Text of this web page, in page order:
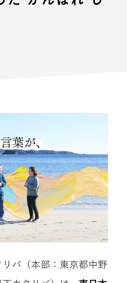
バ（本部：東京都中野